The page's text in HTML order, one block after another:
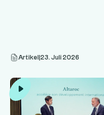
Artikel 23. Juli 2026